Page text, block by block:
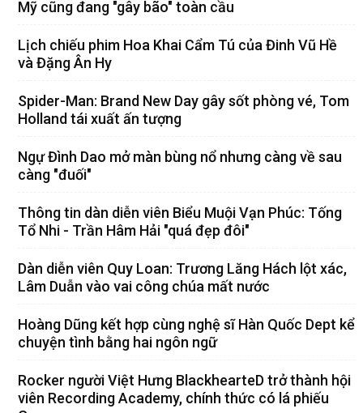
Mỹ cũng đang "gây bão" toàn cầu
Lịch chiếu phim Hoa Khai Cẩm Tú của Đinh Vũ Hề
và Đặng Ân Hy
Spider-Man: Brand New Day gây sốt phòng vé, Tom
Holland tái xuất ấn tượng
Ngự Đình Dao mở màn bùng nổ nhưng càng về sau
càng "đuối"
Thông tin dàn diễn viên Biểu Muội Vạn Phúc: Tống
Tổ Nhi - Trần Hâm Hải "quá đẹp đôi"
Dàn diễn viên Quy Loan: Trương Lăng Hách lột xác,
Lâm Duẫn vào vai công chúa mất nước
Hoàng Dũng kết hợp cùng nghệ sĩ Hàn Quốc Dept kể
chuyện tình bằng hai ngôn ngữ
Rocker người Việt Hưng BlackhearteD trở thành hội
viên Recording Academy, chính thức có lá phiếu